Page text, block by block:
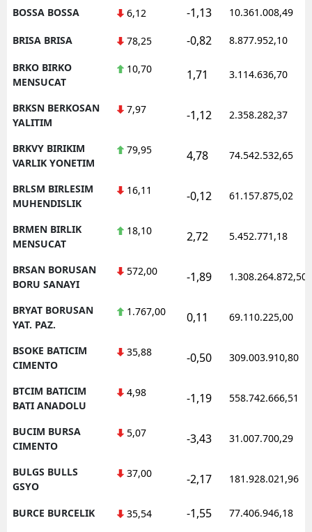
BOSSA BOSSA 6,12 -1,13 10.361.008,49
BRISA BRISA 78,25 -0,82 8.877.952,10
BRKO BIRKO
MENSUCAT
10,70 1,71 3.114.636,70
BRKSN BERKOSAN
YALITIM
7,97 -1,12 2.358.282,37
BRKVY BIRIKIM
VARLIK YONETIM
79,95 4,78 74.542.532,65
BRLSM BIRLESIM
MUHENDISLIK
16,11 -0,12 61.157.875,02
BRMEN BIRLIK
MENSUCAT
18,10 2,72 5.452.771,18
BRSAN BORUSAN
BORU SANAYI
572,00 -1,89 1.308.264.872,50
BRYAT BORUSAN
YAT. PAZ.
1.767,00 0,11 69.110.225,00
BSOKE BATICIM
CIMENTO
35,88 -0,50 309.003.910,80
BTCIM BATICIM
BATI ANADOLU
4,98 -1,19 558.742.666,51
BUCIM BURSA
CIMENTO
5,07 -3,43 31.007.700,29
BULGS BULLS
GSYO
37,00 -2,17 181.928.021,96
BURCE BURCELIK 35,54 -1,55 77.406.946,18